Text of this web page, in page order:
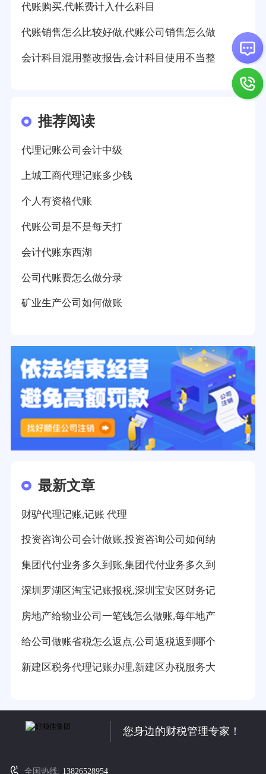
代账购买,代帐费计入什么科目
代账销售怎么比较好做,代账公司销售怎么做
会计科目混用整改报告,会计科目使用不当整
推荐阅读
代理记账公司会计中级
上城工商代理记账多少钱
个人有资格代账
代账公司是不是每天打
会计代账东西湖
公司代账费怎么做分录
矿业生产公司如何做账
最新文章
财驴代理记账,记账 代理
投资咨询公司会计做账,投资咨询公司如何纳
集团代付业务多久到账,集团代付业务多久到
深圳罗湖区淘宝记账报税,深圳宝安区财务记
房地产给物业公司一笔钱怎么做账,每年地产
给公司做账省税怎么返点,公司返税返到哪个
新建区税务代理记账办理,新建区办税服务大
您身边的财税管理专家！
全国热线: 13826528954